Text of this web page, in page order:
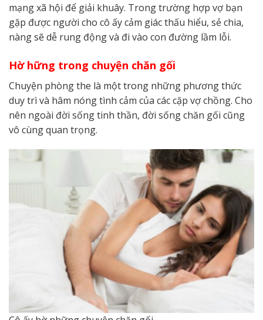
mạng xã hội để giải khuây. Trong trường hợp vợ bạn
gặp được người cho cô ấy cảm giác thấu hiểu, sẻ chia,
nàng sẽ dễ rung động và đi vào con đường lầm lỗi.
Hờ hững trong chuyện chăn gối
Chuyện phòng the là một trong những phương thức
duy trì và hâm nóng tình cảm của các cặp vợ chồng. Cho
nên ngoài đời sống tinh thần, đời sống chăn gối cũng
vô cùng quan trọng.